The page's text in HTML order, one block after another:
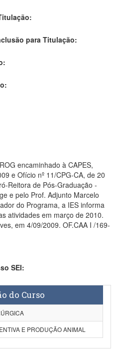
para Titulação:
encaminhado à CAPES,
Ofício nº 11/CPG-CA, de 20
Reitora de Pós-Graduação -
e pelo Prof. Adjunto Marcelo
Programa, a IES informa
atividades em março de 2010.
SEI:
do Curso
E PRODUÇÃO ANIMAL